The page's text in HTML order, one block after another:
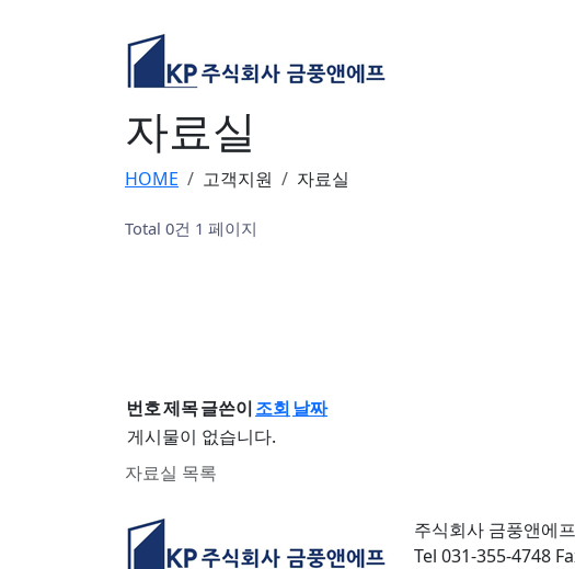
자료실
HOME 고객지원 자료실
Total 0건 1 페이지
자료실 목록
번호제목글쓴이조회날짜
게시물이 없습니다.
주식회사 금풍앤에프
Tel 031-355-4748